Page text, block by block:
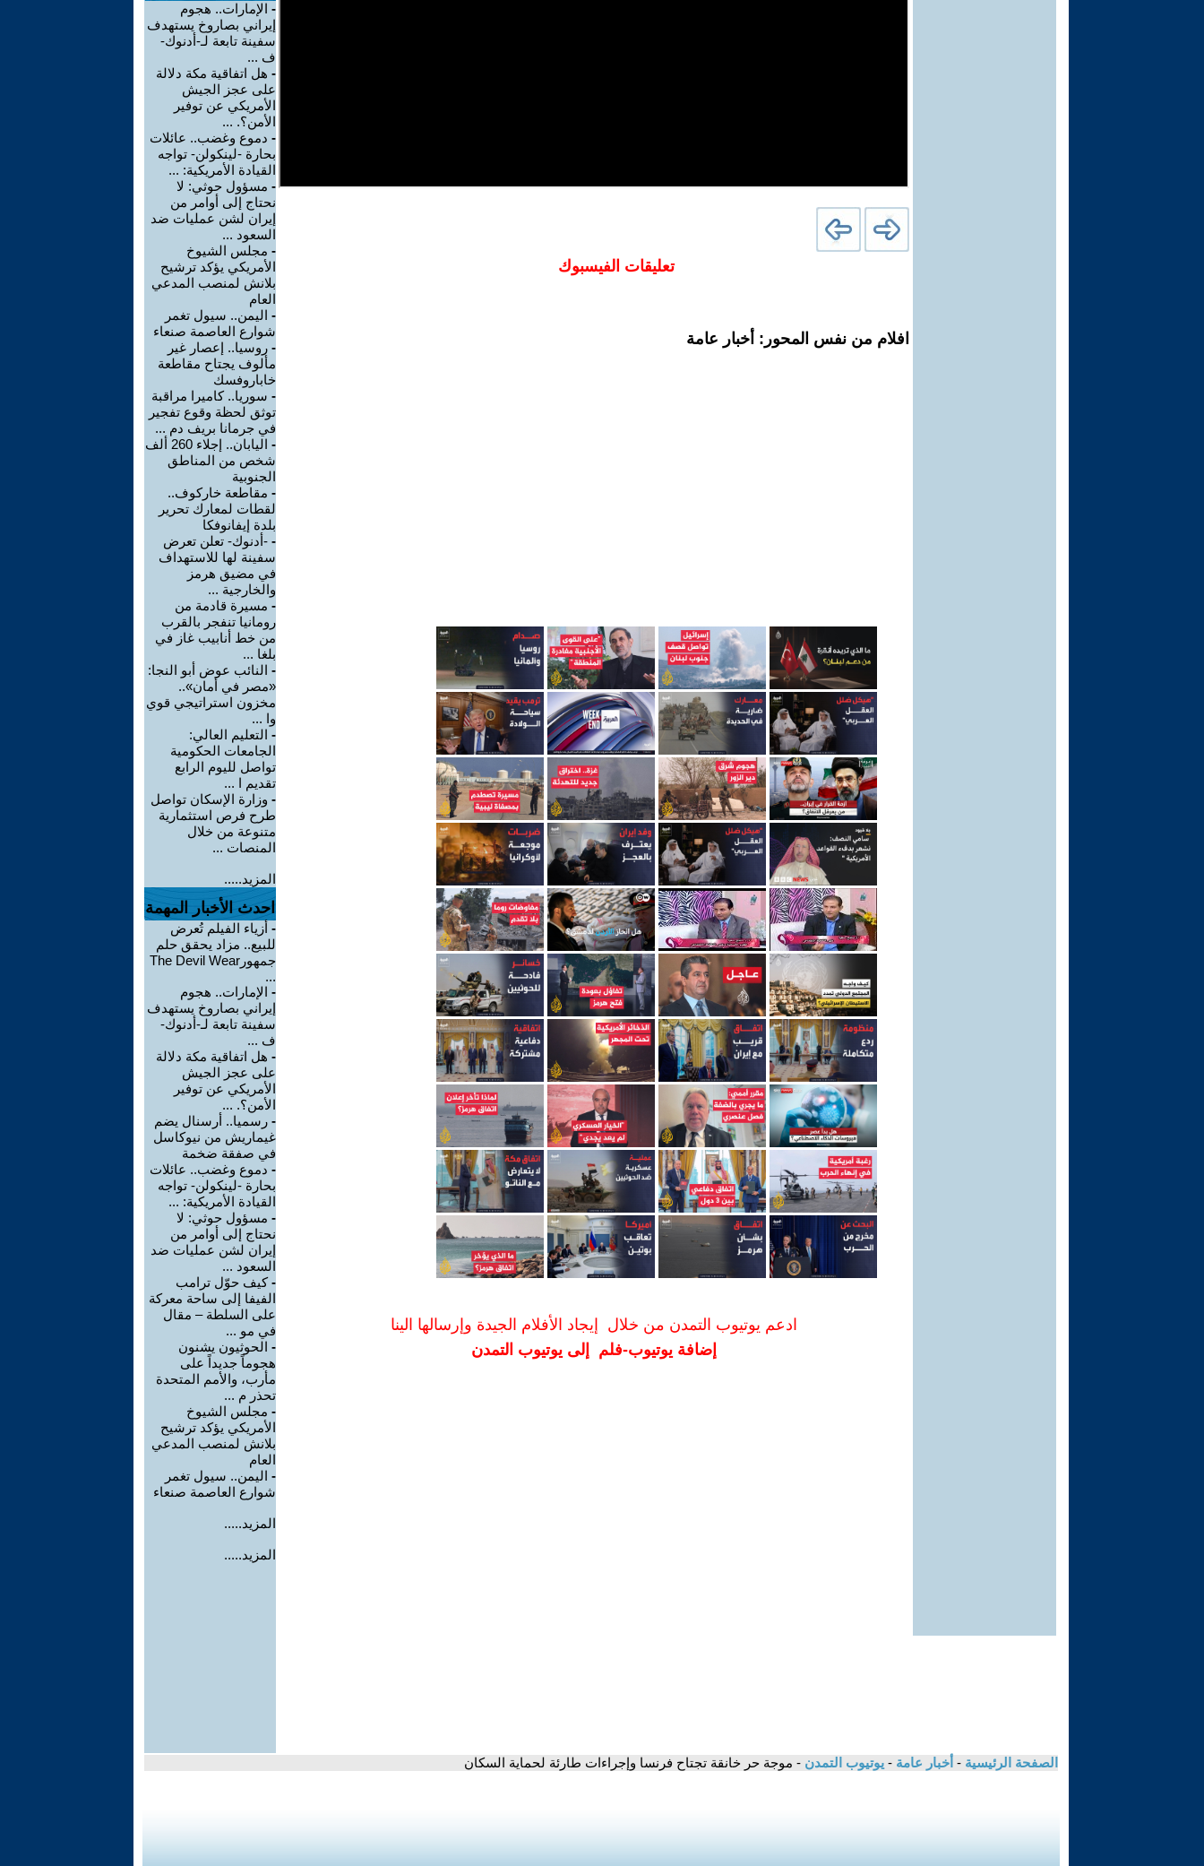
تعليقات الفيسبوك
افلام من نفس المحور: أخبار عامة
ادعم يوتيوب التمدن من خلال إيجاد الأفلام الجيدة وإرسالها الينا
إضافة يوتيوب-فلم إلى يوتيوب التمدن
- الإمارات.. هجوم
إيراني بصاروخ يستهدف
سفينة تابعة لـ-أدنوك-
ف ...
- هل اتفاقية مكة دلالة
على عجز الجيش
الأمريكي عن توفير
الأمن؟. ...
- دموع وغضب.. عائلات
بحارة -لينكولن- تواجه
القيادة الأمريكية: ...
- مسؤول حوثي: لا
نحتاج إلى أوامر من
إيران لشن عمليات ضد
السعود ...
- مجلس الشيوخ
الأمريكي يؤكد ترشيح
بلانش لمنصب المدعي
العام
- اليمن.. سيول تغمر
شوارع العاصمة صنعاء
- روسيا.. إعصار غير
مألوف يجتاح مقاطعة
خاباروفسك
- سوريا.. كاميرا مراقبة
توثق لحظة وقوع تفجير
في جرمانا بريف دم ...
-
اليابان.. إجلاء 260 ألف
شخص من المناطق
الجنوبية
- مقاطعة خاركوف..
لقطات لمعارك تحرير
بلدة إيفانوفكا
- -أدنوك- تعلن تعرض
سفينة لها للاستهداف
في مضيق هرمز
والخارجية ...
- مسيرة قادمة من
رومانيا تنفجر بالقرب
من خط أنابيب غاز في
بلغا ...
- النائب عوض أبو النجا:
«مصر في أمان»..
مخزون استراتيجي قوي
وا ...
- التعليم العالي:
الجامعات الحكومية
تواصل لليوم الرابع
تقديم ا ...
- وزارة الإسكان تواصل
طرح فرص استثمارية
متنوعة من خلال
المنصات ...
المزيد.....
احدث الأخبار المهمة
- أزياء الفيلم تُعرض
للبيع.. مزاد يحقق حلم
جمهورThe Devil Wear
...
- الإمارات.. هجوم
إيراني بصاروخ يستهدف
سفينة تابعة لـ-أدنوك-
ف ...
- هل اتفاقية مكة دلالة
على عجز الجيش
الأمريكي عن توفير
الأمن؟. ...
- رسميا.. أرسنال يضم
غيماريش من نيوكاسل
في صفقة ضخمة
- دموع وغضب.. عائلات
بحارة -لينكولن- تواجه
القيادة الأمريكية: ...
- مسؤول حوثي: لا
نحتاج إلى أوامر من
إيران لشن عمليات ضد
السعود ...
-كيف حوّل ترامب
الفيفا إلى ساحة معركة
على السلطة – مقال
في مو ...
- الحوثيون يشنون
هجوماً جديداً على
مأرب، والأمم المتحدة
تحذر م ...
- مجلس الشيوخ
الأمريكي يؤكد ترشيح
بلانش لمنصب المدعي
العام
- اليمن.. سيول تغمر
شوارع العاصمة صنعاء
المزيد.....
المزيد.....
الصفحة الرئيسية - أخبار عامة - يوتيوب التمدن - موجة حر خانقة تجتاح فرنسا وإجراءات طارئة لحماية السكان